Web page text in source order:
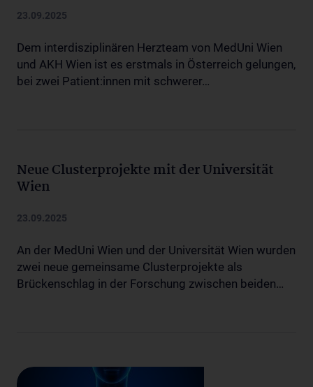
23.09.2025
Dem interdisziplinären Herzteam von MedUni Wien
und AKH Wien ist es erstmals in Österreich gelungen,
bei zwei Patient:innen mit schwerer…
Neue Clusterprojekte mit der Universität
Wien
23.09.2025
An der MedUni Wien und der Universität Wien wurden
zwei neue gemeinsame Clusterprojekte als
Brückenschlag in der Forschung zwischen beiden…